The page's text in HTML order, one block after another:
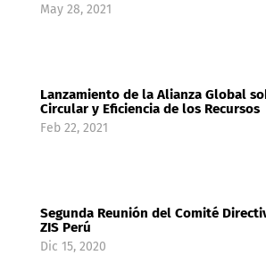
May 28, 2021
Lanzamiento de la Alianza Global
Circular y Eficiencia de los Recursos
Feb 22, 2021
Segunda Reunión del Comité
ZIS Perú
Dic 15, 2020